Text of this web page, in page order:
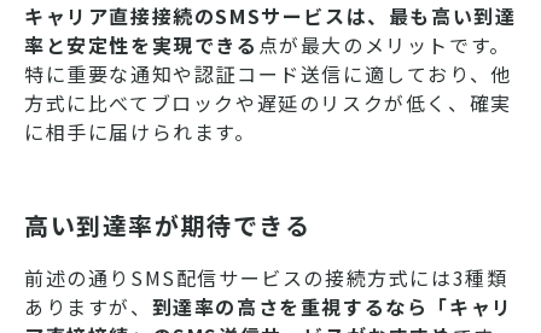
キャリア直接接続のSMSサービスは、最も高い到達
率と安定性を実現できる 点が最大のメリットです。
特に重要な通知や認証コード送信に適しており、他
方式に比べてブロックや遅延のリスクが低く、確実
に相手に届けられます。
高い到達率が期待できる
前述の通りSMS配信サービスの接続方式には3種類
ありますが、 到達率の高さを重視するなら「キャリ